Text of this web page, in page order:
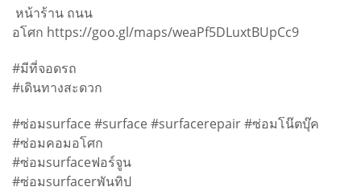
หน้าร้าน ถนน
อโศก https://goo.gl/maps/weaPf5DLuxtBUpCc9
#มีที่จอดรถ
#เดินทางสะดวก
#ซ่อมsurface #surface #surfacerepair #ซ่อมโน๊ตบุ๊ค
#ซ่อมคอมอโศก
#ซ่อมsurfaceฟอร์จูน
#ซ่อมsurfacerพันทิป